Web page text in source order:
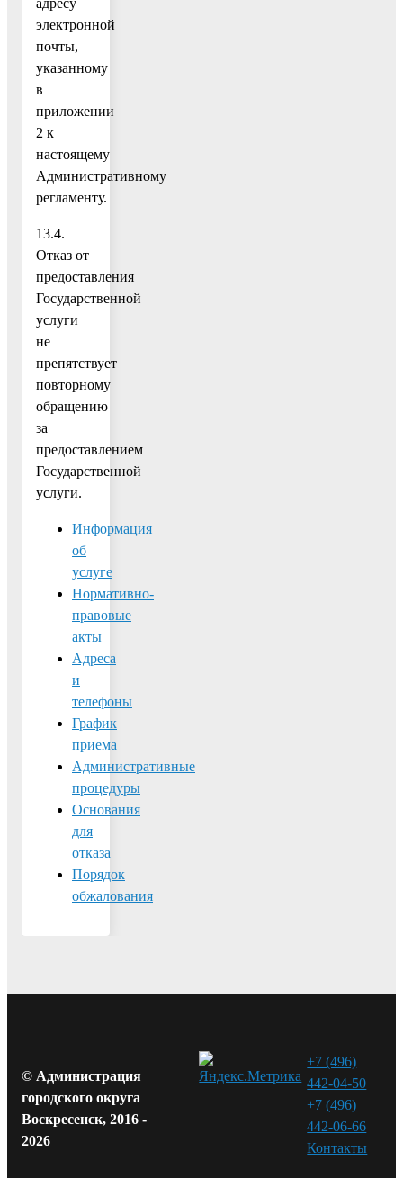
электронной
почты,
указанному
в
приложении
2 к
настоящему
Административному
регламенту.
13.4.
Отказ от
предоставления
Государственной
услуги
не
препятствует
повторному
обращению
за
предоставлением
Государственной
услуги.
Информация
об
услуге
Нормативно-
правовые
акты
Адреса
и
телефоны
График
приема
Административные
процедуры
Основания
для
отказа
Порядок
обжалования
© Администрация
городского округа
Воскресенск, 2016 -
2026
+7 (496)
442-04-50
+7 (496)
442-06-66
Контакты⁠